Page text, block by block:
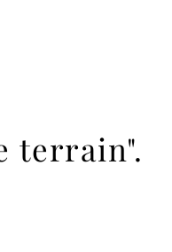
terrain".